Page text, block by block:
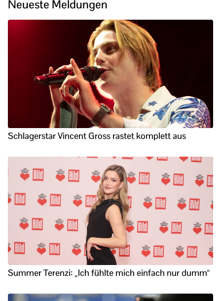
Neueste Meldungen
Schlagerstar Vincent Gross rastet komplett aus
Summer Terenzi: „Ich fühlte mich einfach nur dumm“